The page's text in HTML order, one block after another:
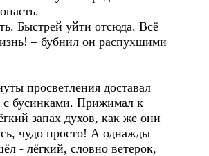
Быстрей уйти отсюда. Всё
– бубнил он распухшими
просветления доставал
с бусинками. Прижимал к
запах духов, как же они
чудо просто! А однажды
- лёгкий, словно ветерок,